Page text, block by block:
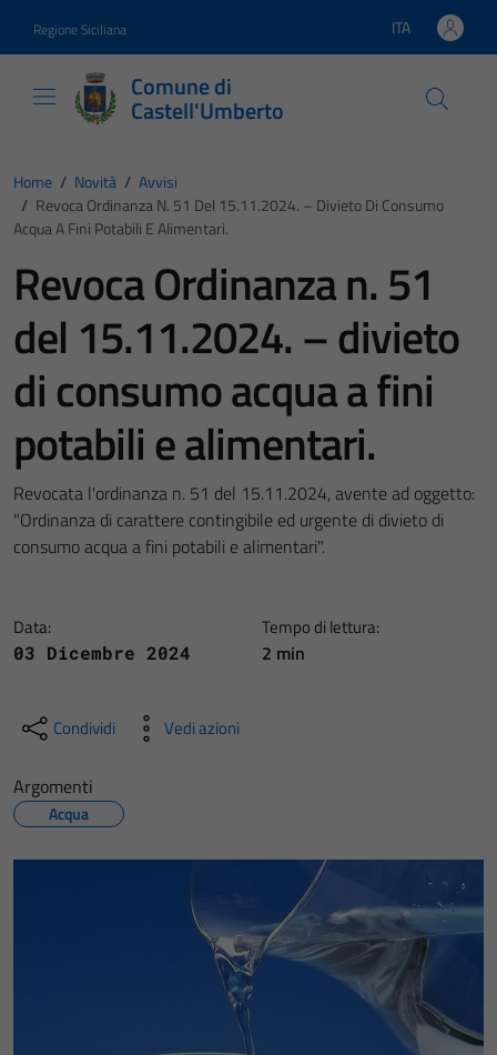
Regione Siciliana Lingua attiva:
ITA
Comune di
Castell'Umberto
Home / Novità / Avvisi
/ Revoca Ordinanza N. 51 Del 15.11.2024. – Divieto Di Consumo
Acqua A Fini Potabili E Alimentari.
Revoca Ordinanza n. 51
del 15.11.2024. – divieto
di consumo acqua a fini
potabili e alimentari.
Revocata l'ordinanza n. 51 del 15.11.2024, avente ad oggetto:
"Ordinanza di carattere contingibile ed urgente di divieto di
consumo acqua a fini potabili e alimentari".
Data:
03 Dicembre 2024
Tempo di lettura:
2 min
Condividi Vedi azioni
Argomenti
Acqua